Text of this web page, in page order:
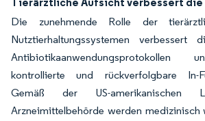
Die zunehmende Rolle der
Nutztierhaltungssystemen verbessert
Antibiotikaanwendungsprotokollen
kontrollierte und rückverfolgbare In-
Gemäß der US-amerikanischen
Arzneimittelbehörde werden